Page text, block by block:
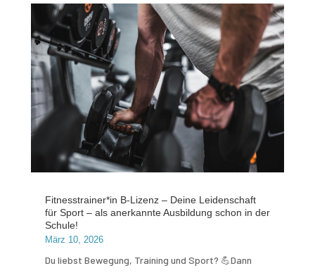
Fitnesstrainer*in B-Lizenz – Deine Leidenschaft
für Sport – als anerkannte Ausbildung schon in der
Schule!
März 10, 2026
Du liebst Bewegung, Training und Sport? 💪Dann